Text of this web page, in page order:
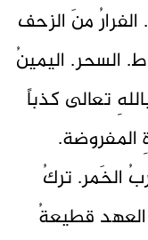
منَ الزحف
السحر. اليمينُ
تعالى كذباً
المفروضة.
الخَمر. تركُ
العهد قطيعةُ